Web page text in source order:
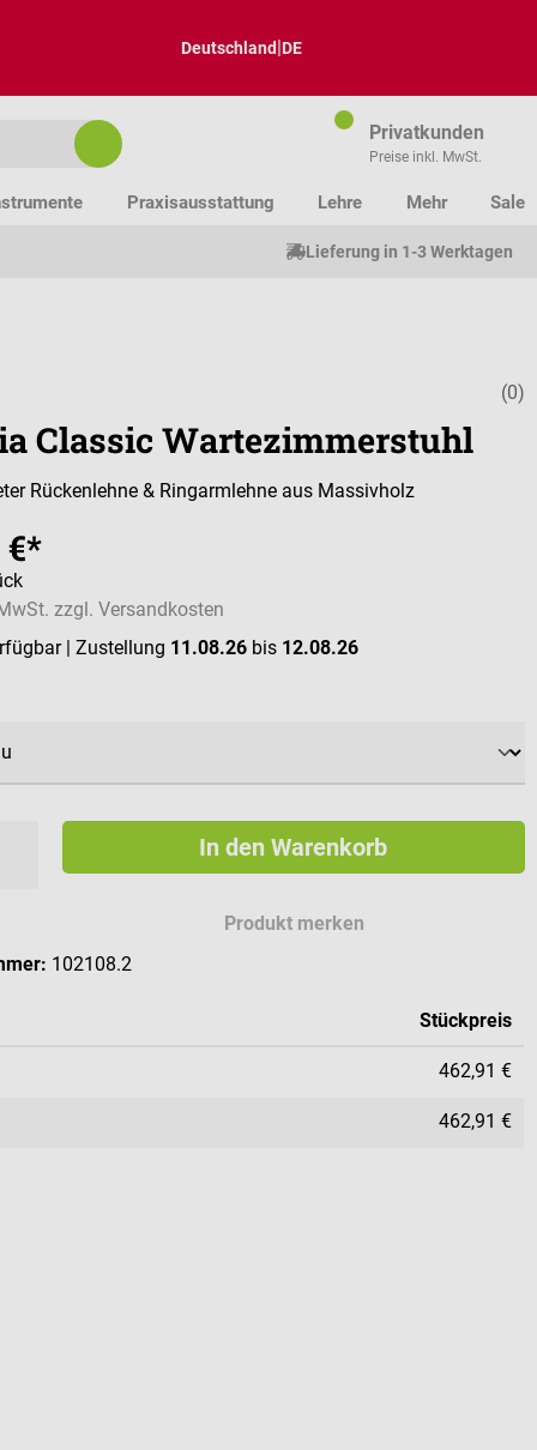
Deutschland|DE
Privatkunden
Preise inkl. MwSt.
Praxisausstattung Lehre Mehr Sale
Lieferung in 1-3 Werktagen
(0)
Classic Wartezimmerstuhl
Rückenlehne & Ringarmlehne aus Massivholz
€*
zzgl. Versandkosten
| Zustellung 11.08.26 bis 12.08.26
In den Warenkorb
Produkt merken
102108.2
Stückpreis
462,91 €
462,91 €